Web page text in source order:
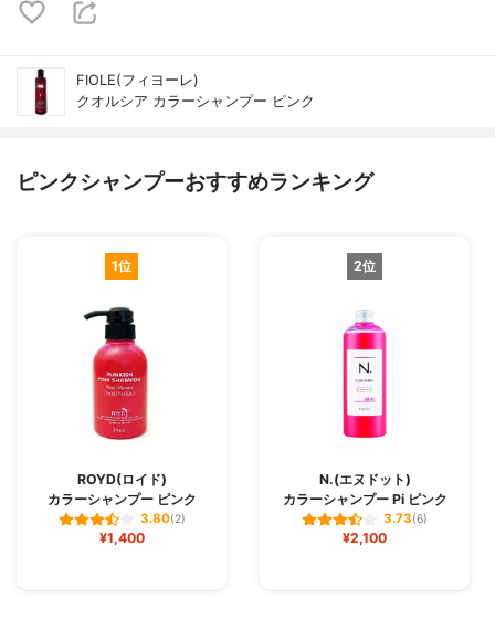
FIOLE(フィヨーレ)
クオルシア カラーシャンプー ピンク
ピンクシャンプーおすすめランキング
1位
ROYD(ロイド)
カラーシャンプー ピンク
3.80(2)
¥1,400
2位
N.(エヌドット)
カラーシャンプー Pi ピンク
3.73(6)
¥2,100